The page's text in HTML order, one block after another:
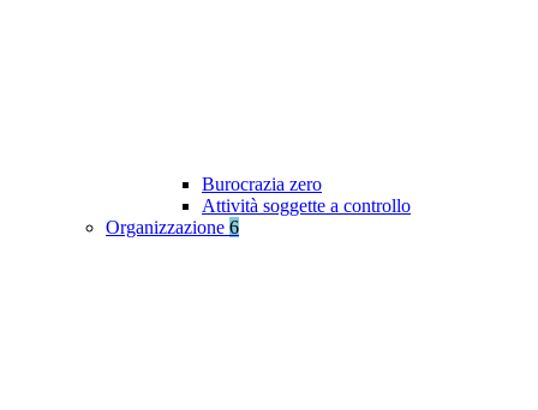
Burocrazia zero
Attività soggette a controllo
Organizzazione 6